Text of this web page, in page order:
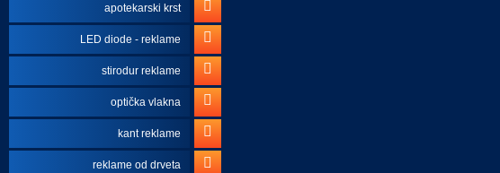
apotekarski krst
LED diode - reklame
stirodur reklame
optička vlakna
kant reklame
reklame od drveta